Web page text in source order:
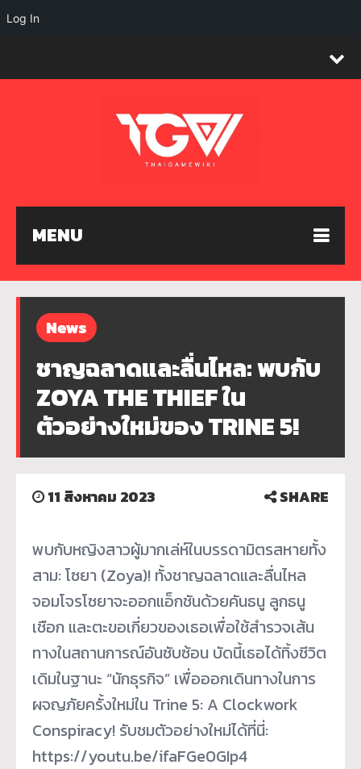
MENU
News
ชาญฉลาดและลื่นไหล: พบกับ
ZOYA THE THIEF ใน
ตัวอย่างใหม่ของ TRINE 5!
11 สิงหาคม 2023 SHARE
พบกับหญิงสาวผู้มากเล่ห์ในบรรดามิตรสหายทั้ง
สาม: โซยา (Zoya)! ทั้งชาญฉลาดและลื่นไหล
จอมโจรโซยาจะออกแอ็กชันด้วยคันธนู ลูกธนู
เชือก และตะขอเกี่ยวของเธอเพื่อใช้สำรวจเส้น
ทางในสถานการณ์อันซับซ้อน บัดนี้เธอได้ทิ้งชีวิต
เดิมในฐานะ “นักธุรกิจ” เพื่อออกเดินทางในการ
ผจญภัยครั้งใหม่ใน Trine 5: A Clockwork
Conspiracy! รับชมตัวอย่างใหม่ได้ที่นี่:
https://youtu.be/ifaFGe0GIp4
Log In